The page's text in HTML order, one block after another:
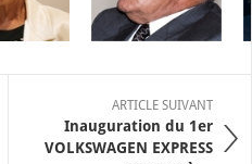
ARTICLE SUIVANT
Inauguration du 1er
VOLKSWAGEN EXPRESS